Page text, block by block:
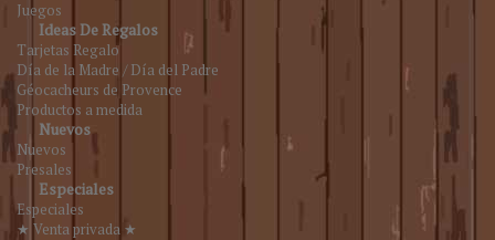
Juegos
Ideas De Regalos
Tarjetas Regalo
Día de la Madre / Día del Padre
Géocacheurs de Provence
Productos a medida
Nuevos
Nuevos
Presales
Especiales
Especiales
★ Venta privada ★